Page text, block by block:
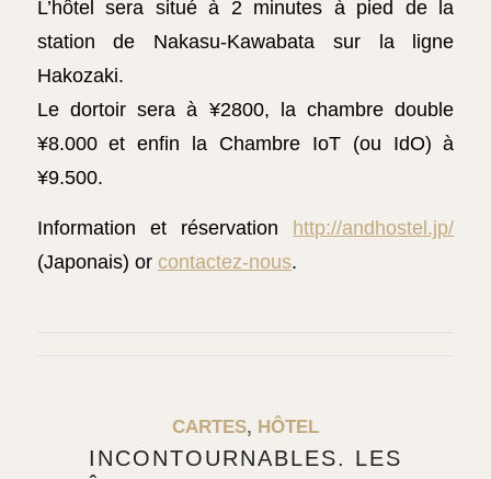
L’hôtel sera situé à 2 minutes à pied de la
station de Nakasu-Kawabata sur la ligne
Hakozaki.
Le dortoir sera à ¥2800, la chambre double
¥8.000 et enfin la Chambre IoT (ou IdO) à
¥9.500.
Information et réservation
http://andhostel.jp/
(Japonais) or contactez-nous.
CARTES, HÔTEL
INCONTOURNABLES. LES